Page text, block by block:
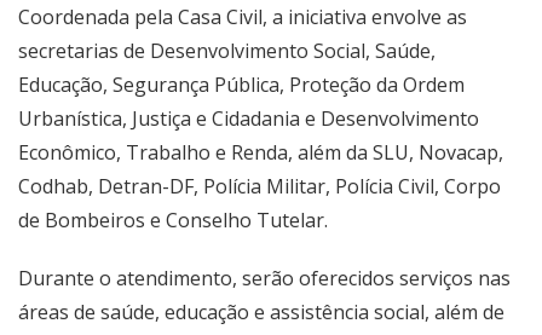
Coordenada pela Casa Civil, a iniciativa envolve as
secretarias de Desenvolvimento Social, Saúde,
Educação, Segurança Pública, Proteção da Ordem
Urbanística, Justiça e Cidadania e Desenvolvimento
Econômico, Trabalho e Renda, além da SLU, Novacap,
Codhab, Detran-DF, Polícia Militar, Polícia Civil, Corpo
de Bombeiros e Conselho Tutelar.
Durante o atendimento, serão oferecidos serviços nas
áreas de saúde, educação e assistência social, além de